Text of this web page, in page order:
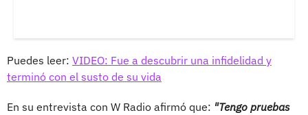
Puedes leer: VIDEO: Fue a descubrir una infidelidad y
terminó con el susto de su vida
En su entrevista con W Radio afirmó que: "Tengo pruebas